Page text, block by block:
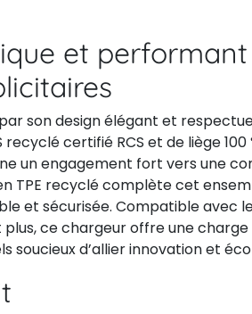
et
son design élégant et
certifié RCS et de liège 100
un engagement fort vers une
TPE recyclé complète cet
et sécurisée. Compatible avec
plus, ce chargeur offre une
soucieux d’allier innovation et